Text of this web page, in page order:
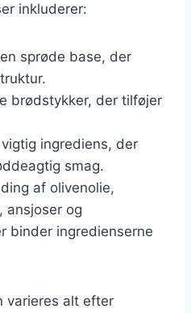
inkluderer:
sprøde base, der
brødstykker, der tilføjer
vigtig ingrediens, der
smag.
af olivenolie,
ansjoser og
binder ingredienserne
varieres alt efter